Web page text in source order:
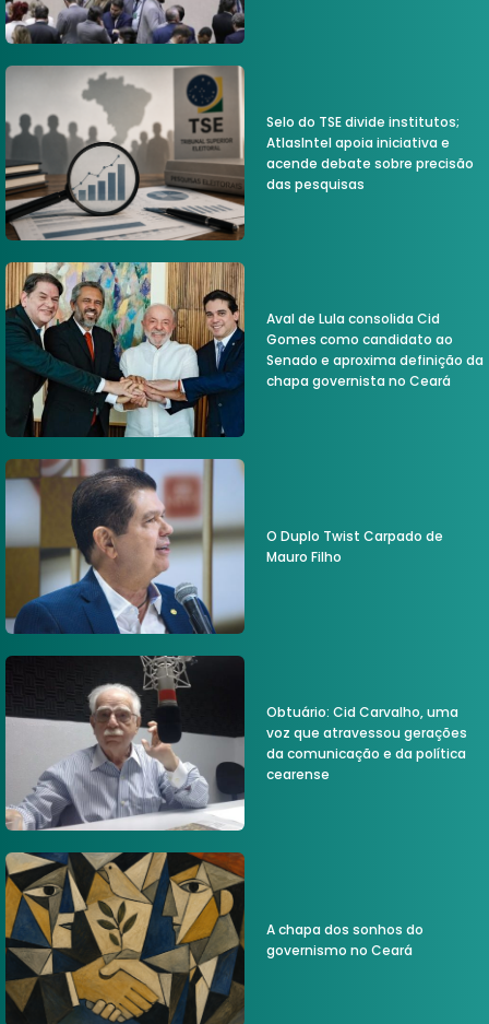
Selo do TSE divide institutos;
AtlasIntel apoia iniciativa e
acende debate sobre precisão
das pesquisas
Aval de Lula consolida Cid
Gomes como candidato ao
Senado e aproxima definição da
chapa governista no Ceará
O Duplo Twist Carpado de
Mauro Filho
Obtuário: Cid Carvalho, uma
voz que atravessou gerações
da comunicação e da política
cearense
A chapa dos sonhos do
governismo no Ceará